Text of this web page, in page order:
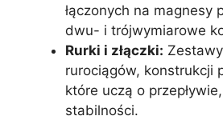
łączonych na magnesy
dwu- i trójwymiarowe
Rurki i złączki:
rurociągów, konstrukcji
które uczą o
stabilności.